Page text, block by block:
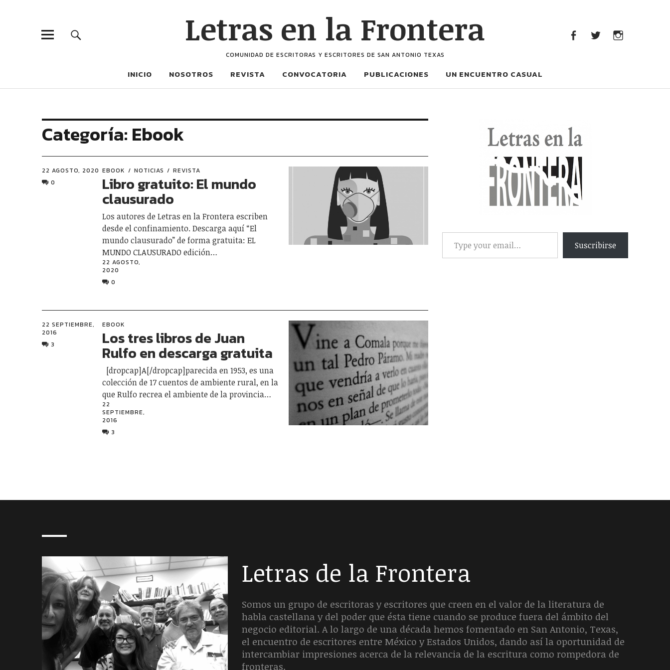
Letras en la Frontera
COMUNIDAD DE ESCRITORAS Y ESCRITORES DE SAN ANTONIO TEXAS
INICIO NOSOTROS REVISTA CONVOCATORIA PUBLICACIONES UN ENCUENTRO CASUAL
Categoría: Ebook
22 AGOSTO, 2020
0
EBOOK NOTICIAS REVISTA
Libro gratuito: El mundo
clausurado
Los autores de Letras en la Frontera escriben
desde el confinamiento. Descarga aquí “El
mundo clausurado” de forma gratuita: EL
MUNDO CLAUSURADO edición…
22 AGOSTO,
2020
0
22 SEPTIEMBRE,
2016
3
EBOOK
Los tres libros de Juan
Rulfo en descarga gratuita
[dropcap]A[/dropcap]parecida en 1953, es una
colección de 17 cuentos de ambiente rural, en la
que Rulfo recrea el ambiente de la provincia…
22
SEPTIEMBRE,
2016
3
Suscribirse
Letras de la Frontera
Somos un grupo de escritoras y escritores que creen en el valor de la literatura de
habla castellana y del poder que ésta tiene cuando se produce fuera del ámbito del
negocio editorial. A lo largo de una década hemos fomentado en San Antonio, Texas,
el encuentro de escritores entre México y Estados Unidos, dando así la oportunidad de
intercambiar impresiones acerca de la relevancia de la escritura como rompedora de
fronteras.